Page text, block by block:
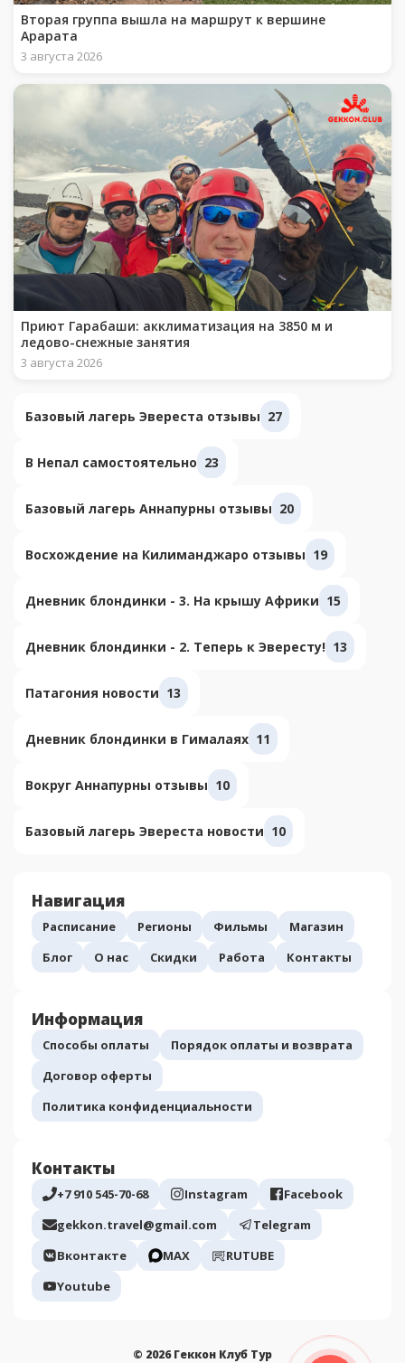
Вторая группа вышла на маршрут к вершине
Арарата
3 августа 2026
Приют Гарабаши: акклиматизация на 3850 м и
ледово-снежные занятия
3 августа 2026
Базовый лагерь Эвереста отзывы 27
В Непал самостоятельно 23
Базовый лагерь Аннапурны отзывы 20
Восхождение на Килиманджаро отзывы 19
Дневник блондинки - 3. На крышу Африки 15
Дневник блондинки - 2. Теперь к Эвересту! 13
Патагония новости 13
Дневник блондинки в Гималаях 11
Вокруг Аннапурны отзывы 10
Базовый лагерь Эвереста новости 10
Навигация
Расписание Регионы Фильмы
Магазин
Блог
О нас Скидки Работа Контакты
Информация
Способы оплаты
Порядок оплаты и возврата
Договор оферты
Политика конфиденциальности
Контакты
+7 910 545-70-68 Instagram
Facebook
gekkon.travel@gmail.com
Telegram
Вконтакте
МАХ
RUTUBE
Youtube
© 2026 Геккон Клуб Тур